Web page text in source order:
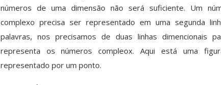
números de uma dimensão não será suficiente. Um
complexo precisa ser representado em uma segunda
palavras, nos precisamos de duas linhas dimencionais
representa os números compleox. Aqui está uma
representado por um ponto.